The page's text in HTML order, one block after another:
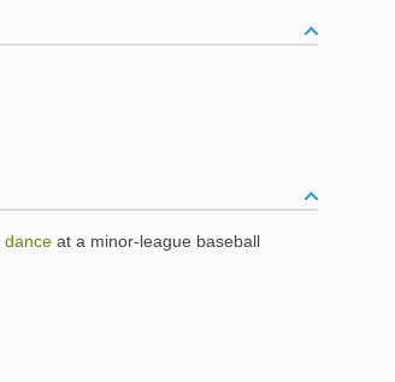
dance at a minor-league baseball